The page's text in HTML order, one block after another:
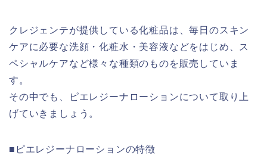
クレジェンテが提供している化粧品は、毎日のスキン
ケアに必要な洗顔・化粧水・美容液などをはじめ、ス
ペシャルケアなど様々な種類のものを販売していま
す。
その中でも、ピエレジーナローションについて取り上
げていきましょう。
■ピエレジーナローションの特徴